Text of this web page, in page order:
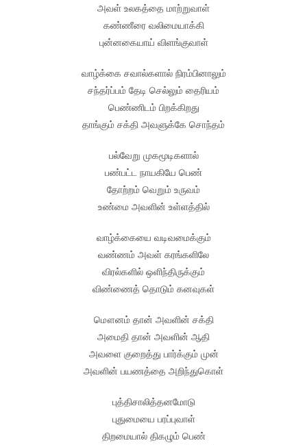
அவள் உலகத்தை மாற்றுவாள்
கண்ணீரை வலிமையாக்கி
புன்னகையாய் விளங்குவாள்
வாழ்க்கை சவால்களால் நிரம்பினாலும்
சந்தர்ப்பம் தேடி செல்லும் தைரியம்
பெண்ணிடம் பிறக்கிறது
தாங்கும் சக்தி அவளுக்கே சொந்தம்
பல்வேறு முகமூடிகளால்
பண்பட்ட நாயகியே பெண்
தோற்றம் வெறும் உருவம்
உண்மை அவளின் உள்ளத்தில்
வாழ்க்கையை வடிவமைக்கும்
வண்ணம் அவள் கரங்களிலே
விரல்களில் ஒளிந்திருக்கும்
விண்ணைத் தொடும் கனவுகள்
மௌனம் தான் அவளின் சக்தி
அமைதி தான் அவளின் ஆதி
அவளை குறைத்து பார்க்கும் முன்
அவளின் பயணத்தை அறிந்துகொள்
புத்திசாலித்தனமோடு
புதுமையை பரப்புவாள்
திறமையால் திகழும் பெண்